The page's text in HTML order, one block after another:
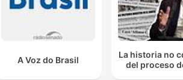
A Voz do Brasil
La historia no
del proceso